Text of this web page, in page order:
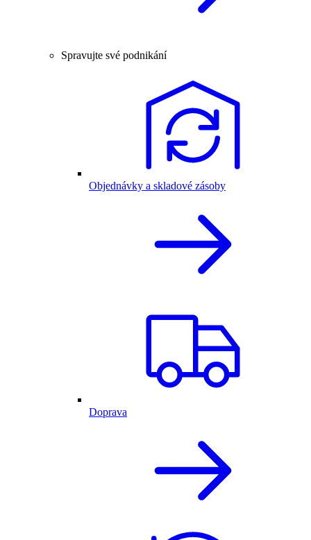
Spravujte své podnikání
Objednávky a skladové zásoby
Doprava